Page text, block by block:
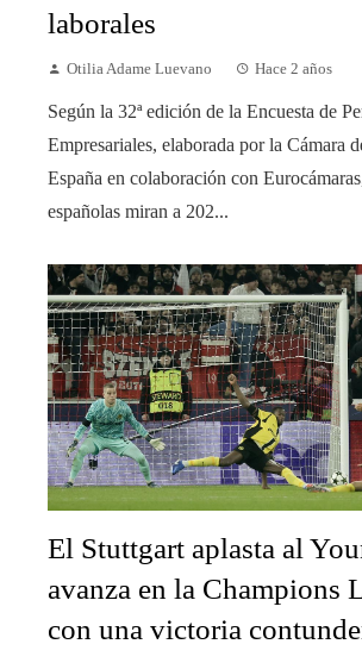
laborales
Otilia Adame Luevano Hace 2 años
Según la 32ª edición de la Encuesta de
Empresariales, elaborada por la Cámara
España en colaboración con
españolas miran a 202...
El Stuttgart aplasta al
avanza en la Champions
con una victoria